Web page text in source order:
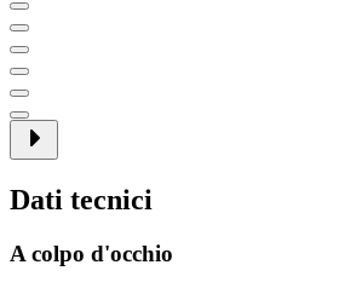
Dati tecnici
A colpo d'occhio